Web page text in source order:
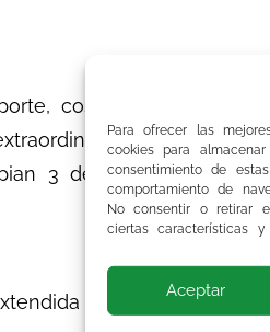
Para ofrecer las
cookies para
consentimiento de
comportamiento de
No consentir o retirar
ciertas características y
Aceptar
cosa que nos
porque
3 de los 6 días.
y aceptada